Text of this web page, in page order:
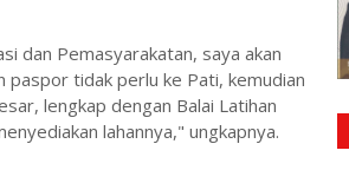
dan Pemasyarakatan, saya akan
paspor tidak perlu ke Pati, kemudian
lengkap dengan Balai Latihan
lahannya," ungkapnya.